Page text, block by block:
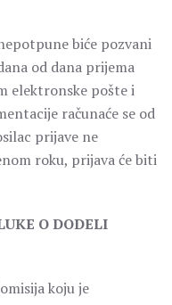
biće pozvani
od dana prijema
elektronske pošte i
računaće se od
prijave ne
roku, prijava će biti
O DODELI
koju je